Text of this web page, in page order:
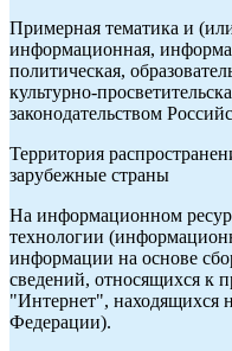
Примерная тематика и
информационная,
политическая,
культурно-
законодательством
Территория
зарубежные страны
На информационном
технологии
информации на основе
сведений, относящихся к
"Интернет", находящихся
Федерации).